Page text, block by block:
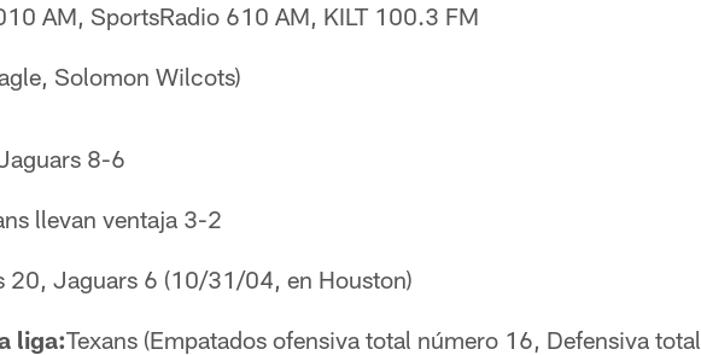
AM, SportsRadio 610 AM, KILT 100.3 FM
Solomon Wilcots)
8-6
llevan ventaja 3-2
20, Jaguars 6 (10/31/04, en Houston)
liga:Texans (Empatados ofensiva total número 16, Defensiva total